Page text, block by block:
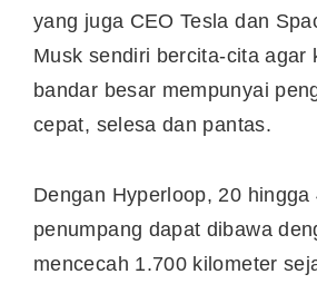
yang juga CEO Tesla dan
Musk sendiri bercita-cita agar
bandar besar mempunyai
cepat, selesa dan pantas.
Dengan Hyperloop, 20 hingga
penumpang dapat dibawa
mencecah 1.700 kilometer